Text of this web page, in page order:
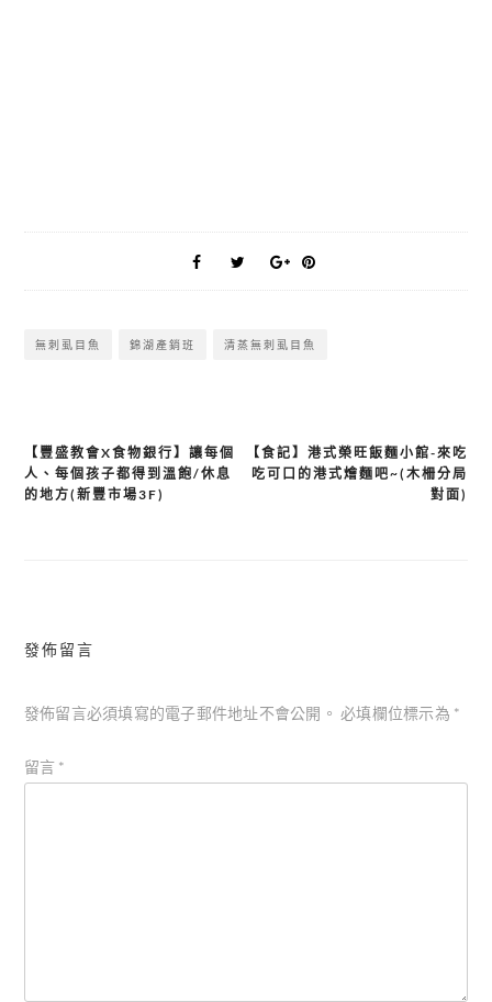
無刺虱目魚 錦湖產銷班 清蒸無刺虱目魚
文
章
【豐盛教會X食物銀行】讓每個
人、每個孩子都得到溫飽/休息
的地方(新豐市場3F)
【食記】港式榮旺飯麵小館-來吃
吃可口的港式燴麵吧~(木柵分局
對面)
發佈留言
發佈留言必須填寫的電子郵件地址不會公開。 必填欄位標示為 *
留言 *